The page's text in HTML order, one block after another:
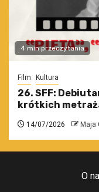
4 min przeczytania
Film Kultura
26. SFF:
krótkich
14/07/2026 Maja
O